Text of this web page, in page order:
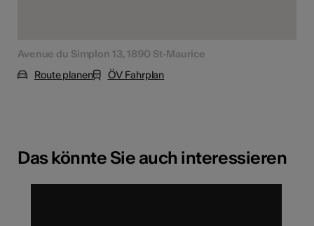
Avenue du Simplon 13, 1890 St-Maurice
Route planen
ÖV Fahrplan
Das könnte Sie auch interessieren